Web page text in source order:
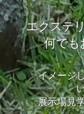
エクステ
何でも
イメージ
展示場見